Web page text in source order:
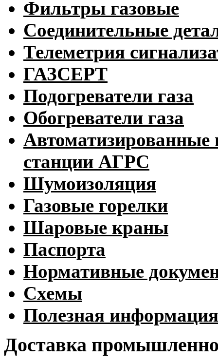
Фильтры газовые
Соединительные
Телеметрия
ГАЗСЕРТ
Подогреватели газа
Обогреватели газа
Автоматизированные
станции АГРС
Шумоизоляция
Газовые горелки
Шаровые краны
Паспорта
Нормативные
Схемы
Полезная информация
Доставка